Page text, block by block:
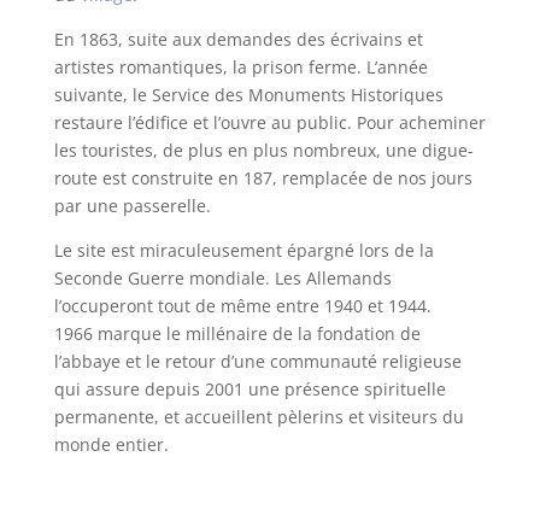
En 1863, suite aux demandes des écrivains et
artistes romantiques, la prison ferme. L’année
suivante, le Service des Monuments Historiques
restaure l’édifice et l’ouvre au public. Pour acheminer
les touristes, de plus en plus nombreux, une digue-
route est construite en 187, remplacée de nos jours
par une passerelle.
Le site est miraculeusement épargné lors de la
Seconde Guerre mondiale. Les Allemands
l’occuperont tout de même entre 1940 et 1944.
1966 marque le millénaire de la fondation de
l’abbaye et le retour d’une communauté religieuse
qui assure depuis 2001 une présence spirituelle
permanente, et accueillent pèlerins et visiteurs du
monde entier.